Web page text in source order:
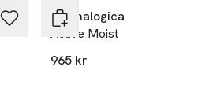
Dermalogica
Active Moist
965 kr